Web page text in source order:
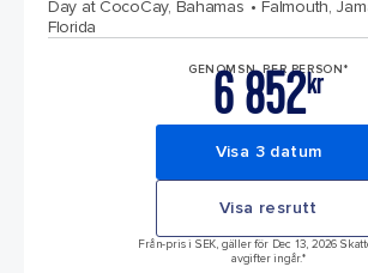
Day at CocoCay, Bahamas
Falmouth,
Florida
GENOMSN. PER PERSON*
kr
6 852
Visa 3 datum
Visa resrutt
Från-pris i SEK, gäller för Dec 13, 2026
avgifter ingår.*